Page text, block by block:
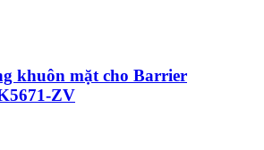
khuôn mặt cho Barrier
ZV